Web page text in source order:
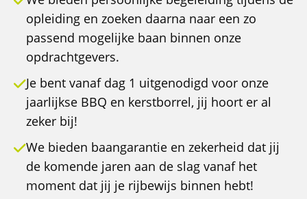
opleiding en zoeken daarna naar een zo
passend mogelijke baan binnen onze
opdrachtgevers.
Je bent vanaf dag 1 uitgenodigd voor onze
jaarlijkse BBQ en kerstborrel, jij hoort er al
zeker bij!
We bieden baangarantie en zekerheid dat jij
de komende jaren aan de slag vanaf het
moment dat jij je rijbewijs binnen hebt!